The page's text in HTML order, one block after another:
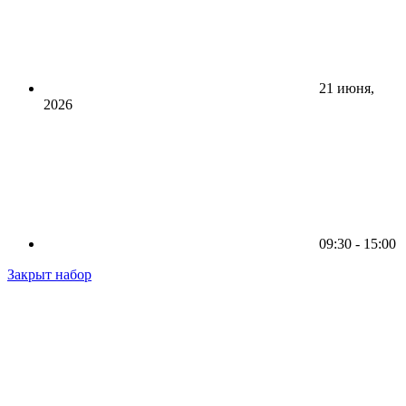
21 июня,
2026
09:30 - 15:00
Закрыт набор